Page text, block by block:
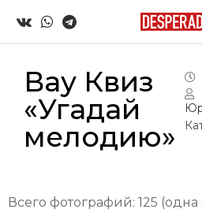
Вау Квиз
«Угадай
мелодию»
Всего фотографий: 125 (одна